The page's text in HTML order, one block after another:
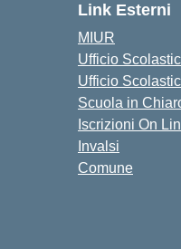
Link Esterni
MIUR
Ufficio
Ufficio
Scuola in
Iscrizioni On
Invalsi
Comune